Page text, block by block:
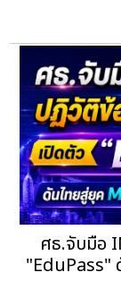
ศธ.จับมือ
"EduPass"